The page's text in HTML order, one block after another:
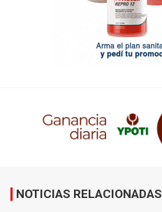
NOTICIAS RELACIONADAS